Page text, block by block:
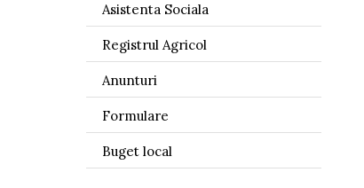
Asistenta Sociala
Registrul Agricol
Anunturi
Formulare
Buget local